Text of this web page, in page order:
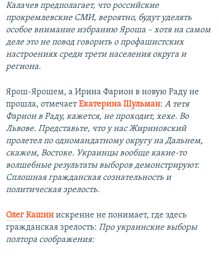
Калачев предполагает, что российские
прокремлевские СМИ, вероятно, будут уделять
особое внимание избранию Яроша – хотя на самом
деле это не повод говорить о профашистских
настроениях среди трети населения округа и
региона.
Ярош-Ярошем, а Ирина Фарион в новую Раду не
прошла, отмечаетЕкатерина Шульман: А тетя
Фарион в Раду, кажется, не проходит, хехе. Во
Львове. Представьте, что у нас Жириновский
пролетел по одномандатному округу на Дальнем,
скажем, Востоке. Украинцы вообще какие-то
волшебные результаты выборов демонстрируют.
Сплошная гражданская сознательность и
политическая зрелость.
Олег Кашин искренне не понимает, где здесь
гражданская зрелость: Про украинские выборы
полтора соображения: